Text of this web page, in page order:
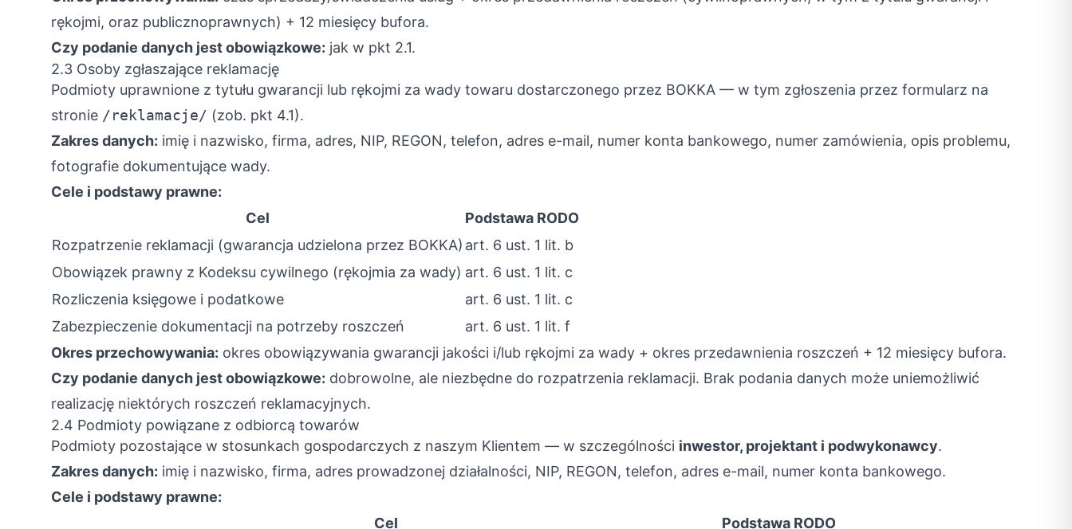
rękojmi, oraz publicznoprawnych) + 12 miesięcy bufora.
Czy podanie danych jest obowiązkowe: jak w pkt 2.1.
2.3 Osoby zgłaszające reklamację
Podmioty uprawnione z tytułu gwarancji lub rękojmi za wady towaru dostarczonego przez BOKKA — w tym zgłoszenia przez formularz na
stronie /reklamacje/ (zob. pkt 4.1).
Zakres danych: imię i nazwisko, firma, adres, NIP, REGON, telefon, adres e-mail, numer konta bankowego, numer zamówienia, opis problemu,
fotografie dokumentujące wady.
Cele i podstawy prawne:
Cel
Podstawa RODO
Rozpatrzenie reklamacji (gwarancja udzielona przez BOKKA) art. 6 ust. 1 lit. b
Obowiązek prawny z Kodeksu cywilnego (rękojmia za wady) art. 6 ust. 1 lit. c
Rozliczenia księgowe i podatkowe
art. 6 ust. 1 lit. c
Zabezpieczenie dokumentacji na potrzeby roszczeń
art. 6 ust. 1 lit. f
Okres przechowywania: okres obowiązywania gwarancji jakości i/lub rękojmi za wady + okres przedawnienia roszczeń + 12 miesięcy bufora.
Czy podanie danych jest obowiązkowe: dobrowolne, ale niezbędne do rozpatrzenia reklamacji. Brak podania danych może uniemożliwić
realizację niektórych roszczeń reklamacyjnych.
2.4 Podmioty powiązane z odbiorcą towarów
Podmioty pozostające w stosunkach gospodarczych z naszym Klientem — w szczególności inwestor, projektant i podwykonawcy.
Zakres danych: imię i nazwisko, firma, adres prowadzonej działalności, NIP, REGON, telefon, adres e-mail, numer konta bankowego.
Cele i podstawy prawne:
Cel
Podstawa RODO